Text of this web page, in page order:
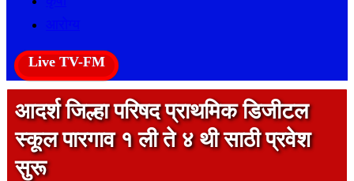
Live TV-FM
आदर्श जिल्हा परिषद प्राथमिक डिजीटल
स्कूल पारगाव १ ली ते ४ थी साठी प्रवेश
सुरू